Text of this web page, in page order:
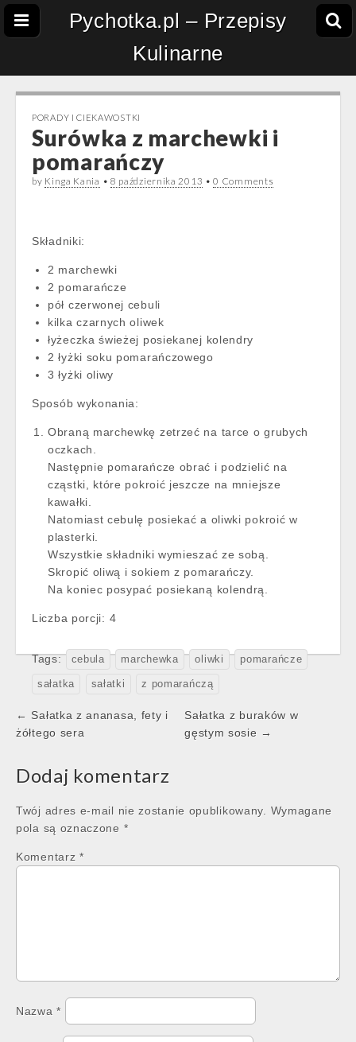
Pychotka.pl – Przepisy
Kulinarne
PORADY I CIEKAWOSTKI
Surówka z marchewki i
pomarańczy
by Kinga Kania • 8 października 2013 •0 Comments
Składniki:
2 marchewki
2 pomarańcze
pół czerwonej cebuli
kilka czarnych oliwek
łyżeczka świeżej posiekanej kolendry
2 łyżki soku pomarańczowego
3 łyżki oliwy
Sposób wykonania:
Obraną marchewkę zetrzeć na tarce o grubych
oczkach.
Następnie pomarańcze obrać i podzielić na
cząstki, które pokroić jeszcze na mniejsze
kawałki.
Natomiast cebulę posiekać a oliwki pokroić w
plasterki.
Wszystkie składniki wymieszać ze sobą.
Skropić oliwą i sokiem z pomarańczy.
Na koniec posypać posiekaną kolendrą.
Liczba porcji: 4
Tags: cebula marchewka oliwki pomarańcze
sałatka sałatki z pomarańczą
Post
navigation
← Sałatka z ananasa, fety i
żółtego sera
Sałatka z buraków w
gęstym sosie →
Dodaj komentarz
Twój adres e-mail nie zostanie opublikowany.
Wymagane
pola są oznaczone *
Komentarz *
Nazwa*